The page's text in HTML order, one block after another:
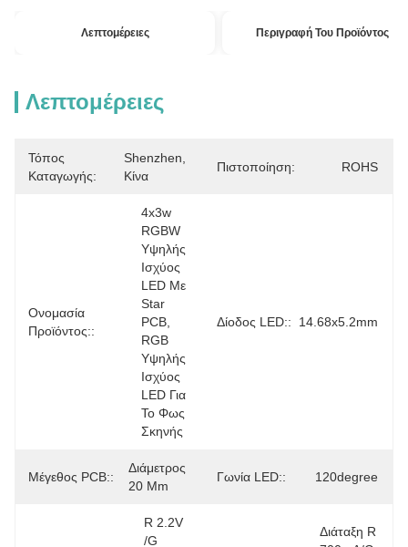
Λεπτομέρειες Περιγραφή Του Προϊόντος
Λεπτομέρειες
Τόπος
Καταγωγής:
Shenzhen,
Κίνα
Πιστοποίηση: ROHS
Ονομασία
Προϊόντος::
4x3w
RGBW
Υψηλής
Ισχύος
LED Με
Star
PCB,
RGB
Υψηλής
Ισχύος
LED Για
Το Φως
Σκηνής
Δίοδος LED:: 14.68x5.2mm
Μέγεθος PCB::
Διάμετρος
20 Mm
Γωνία LED:: 120degree
R 2.2V
/G
Διάταξη R